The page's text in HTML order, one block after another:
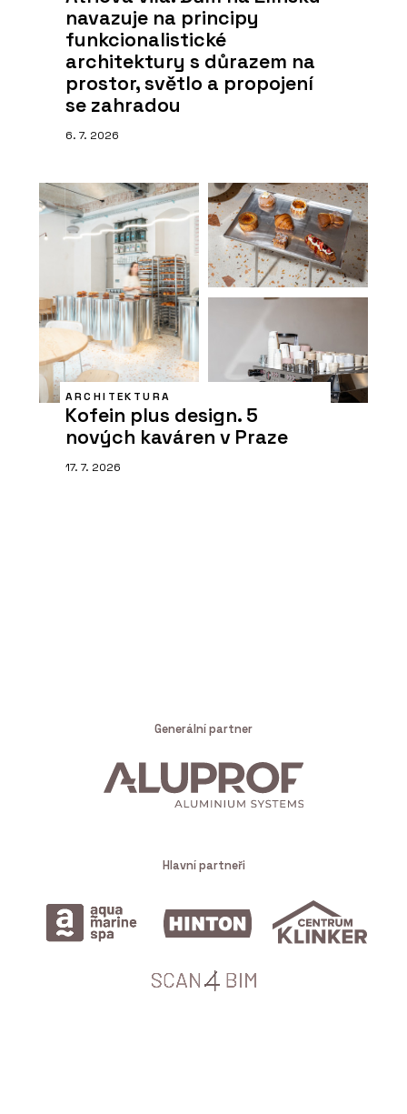
navazuje na principy
funkcionalistické
architektury s důrazem na
prostor, světlo a propojení
se zahradou
6. 7. 2026
ARCHITEKTURA
Kofein plus design. 5
nových kaváren v Praze
17. 7. 2026
Generální partner
Hlavní partneři